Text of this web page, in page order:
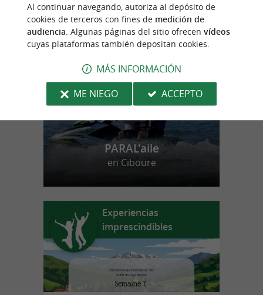
n
u
e
s
t
r
o
f
a
v
o
r
i
t
o
PARAL'aile
en Ciboure
Experiencias
imprescindibles
Al continuar navegando, autoriza al depósito de
cookies de terceros con fines de medición de
audiencia. Algunas páginas del sitio ofrecen vídeos
cuyas plataformas también depositan cookies.
MÁS INFORMACIÓN
ME NIEGO
ACCEPTO